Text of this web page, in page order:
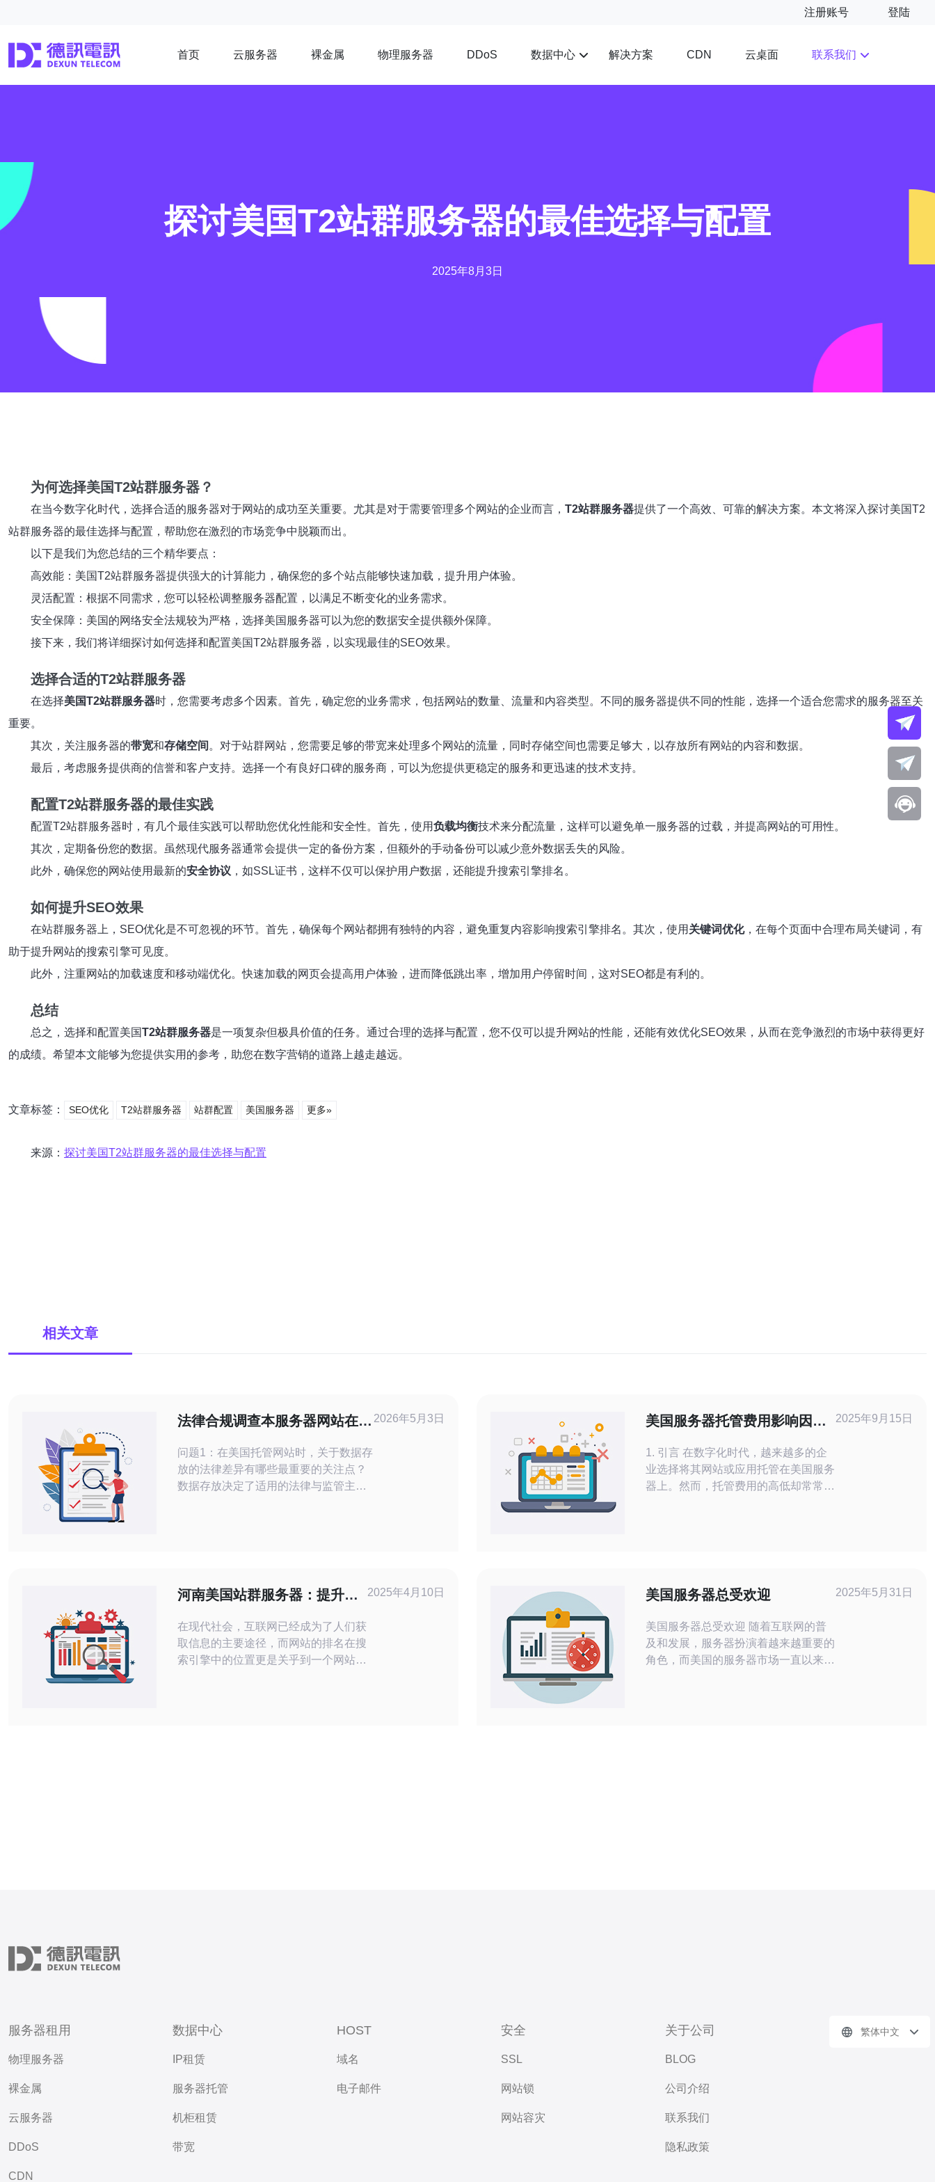
注册账号 登陆
首页 云服务器 裸金属 物理服务器 DDoS 数据中心 解决方案 CDN 云桌面 联系我们
探讨美国T2站群服务器的最佳选择与配置
2025年8月3日
为何选择美国T2站群服务器？
在当今数字化时代，选择合适的服务器对于网站的成功至关重要。尤其是对于需要管理多个网站的企业而言， T2站群服务器提供了一个高效、可靠的解决方案。本文将深入探讨美国T2
站群服务器的最佳选择与配置，帮助您在激烈的市场竞争中脱颖而出。
以下是我们为您总结的三个精华要点：
高效能：美国T2站群服务器提供强大的计算能力，确保您的多个站点能够快速加载，提升用户体验。
灵活配置：根据不同需求，您可以轻松调整服务器配置，以满足不断变化的业务需求。
安全保障：美国的网络安全法规较为严格，选择美国服务器可以为您的数据安全提供额外保障。
接下来，我们将详细探讨如何选择和配置美国T2站群服务器，以实现最佳的SEO效果。
选择合适的T2站群服务器
在选择美国T2站群服务器时，您需要考虑多个因素。首先，确定您的业务需求，包括网站的数量、流量和内容类型。不同的服务器提供不同的性能，选择一个适合您需求的服务器至关
重要。
其次，关注服务器的带宽和存储空间 。对于站群网站，您需要足够的带宽来处理多个网站的流量，同时存储空间也需要足够大，以存放所有网站的内容和数据。
最后，考虑服务提供商的信誉和客户支持。选择一个有良好口碑的服务商，可以为您提供更稳定的服务和更迅速的技术支持。
配置T2站群服务器的最佳实践
配置T2站群服务器时，有几个最佳实践可以帮助您优化性能和安全性。首先，使用负载均衡技术来分配流量，这样可以避免单一服务器的过载，并提高网站的可用性。
其次，定期备份您的数据。虽然现代服务器通常会提供一定的备份方案，但额外的手动备份可以减少意外数据丢失的风险。
此外，确保您的网站使用最新的安全协议 ，如SSL证书，这样不仅可以保护用户数据，还能提升搜索引擎排名。
如何提升SEO效果
在站群服务器上，SEO优化是不可忽视的环节。首先，确保每个网站都拥有独特的内容，避免重复内容影响搜索引擎排名。其次，使用 关键词优化，在每个页面中合理布局关键词，有
助于提升网站的搜索引擎可见度。
此外，注重网站的加载速度和移动端优化。快速加载的网页会提高用户体验，进而降低跳出率，增加用户停留时间，这对SEO都是有利的。
总结
总之，选择和配置美国T2站群服务器是一项复杂但极具价值的任务。通过合理的选择与配置，您不仅可以提升网站的性能，还能有效优化SEO效果，从而在竞争激烈的市场中获得更好
的成绩。希望本文能够为您提供实用的参考，助您在数字营销的道路上越走越远。
文章标签： SEO优化 T2站群服务器 站群配置 美国服务器 更多»
来源： 探讨美国T2站群服务器的最佳选择与配置
相关文章
法律合规调查本服务器网站在美
法规差异
问题1：在美国托管网站时，关于数据存
放的法律差异有哪些最重要的关注点？
数据存放决定了适用的法律与监管主
FERPA（教育记录）等；多数隐私与安
全要求由州法（如加州的CCPA/
2026年5月3日
美国服务器托管费用影响因素
1. 引言 在数字化时代，越来越多的企
业选择将其网站或应用托管在美国服务
器上。然而，托管费用的高低却常常让
面： 2.1
2025年9月15日
河南美国站群服务器：提升您
在现代社会，互联网已经成为了人们获
取信息的主要途径，而网站的排名在搜
索引擎中的位置更是关乎到一个网站的
2025年4月10日 美国服务器总受欢迎
美国服务器总受欢迎 随着互联网的普
及和发展，服务器扮演着越来越重要的
角色，而美国的服务器市场一直以来都
2025年5月31日
服务器租用
物理服务器
裸金属
云服务器
DDoS
CDN
数据中心
IP租赁
服务器托管
机柜租赁
带宽
HOST
域名
电子邮件
安全
SSL
网站锁
网站容灾
关于公司
BLOG
公司介绍
联系我们
隐私政策
繁体中文